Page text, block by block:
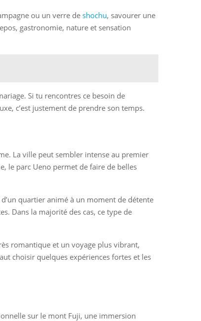
ou un verre de shochu, savourer une
gastronomie, nature et sensation
Si tu rencontres ce besoin de
c’est justement de prendre son temps.
La ville peut sembler intense au premier
le parc Ueno permet de faire de belles
quartier animé à un moment de détente
Dans la majorité des cas, ce type de
romantique et un voyage plus vibrant,
choisir quelques expériences fortes et les
sur le mont Fuji, une immersion